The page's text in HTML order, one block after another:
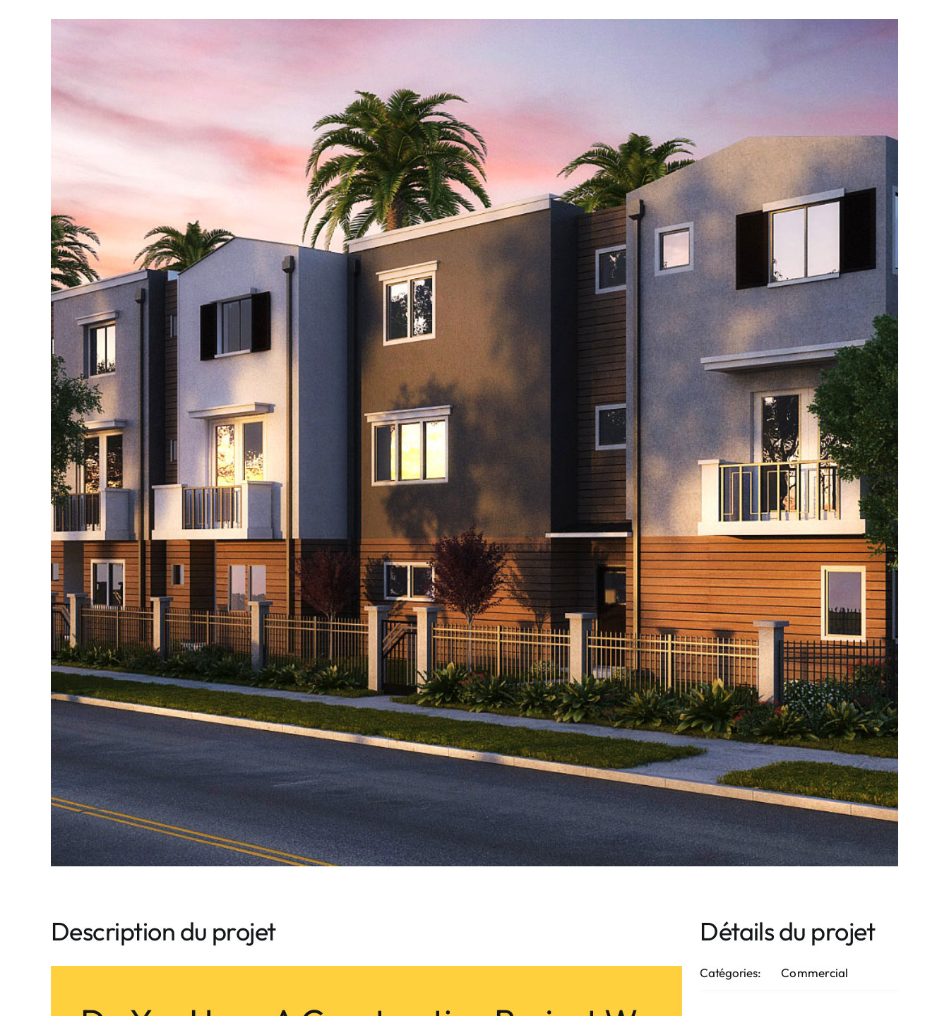
Description du projet Détails du projet
Catégories: Commercial